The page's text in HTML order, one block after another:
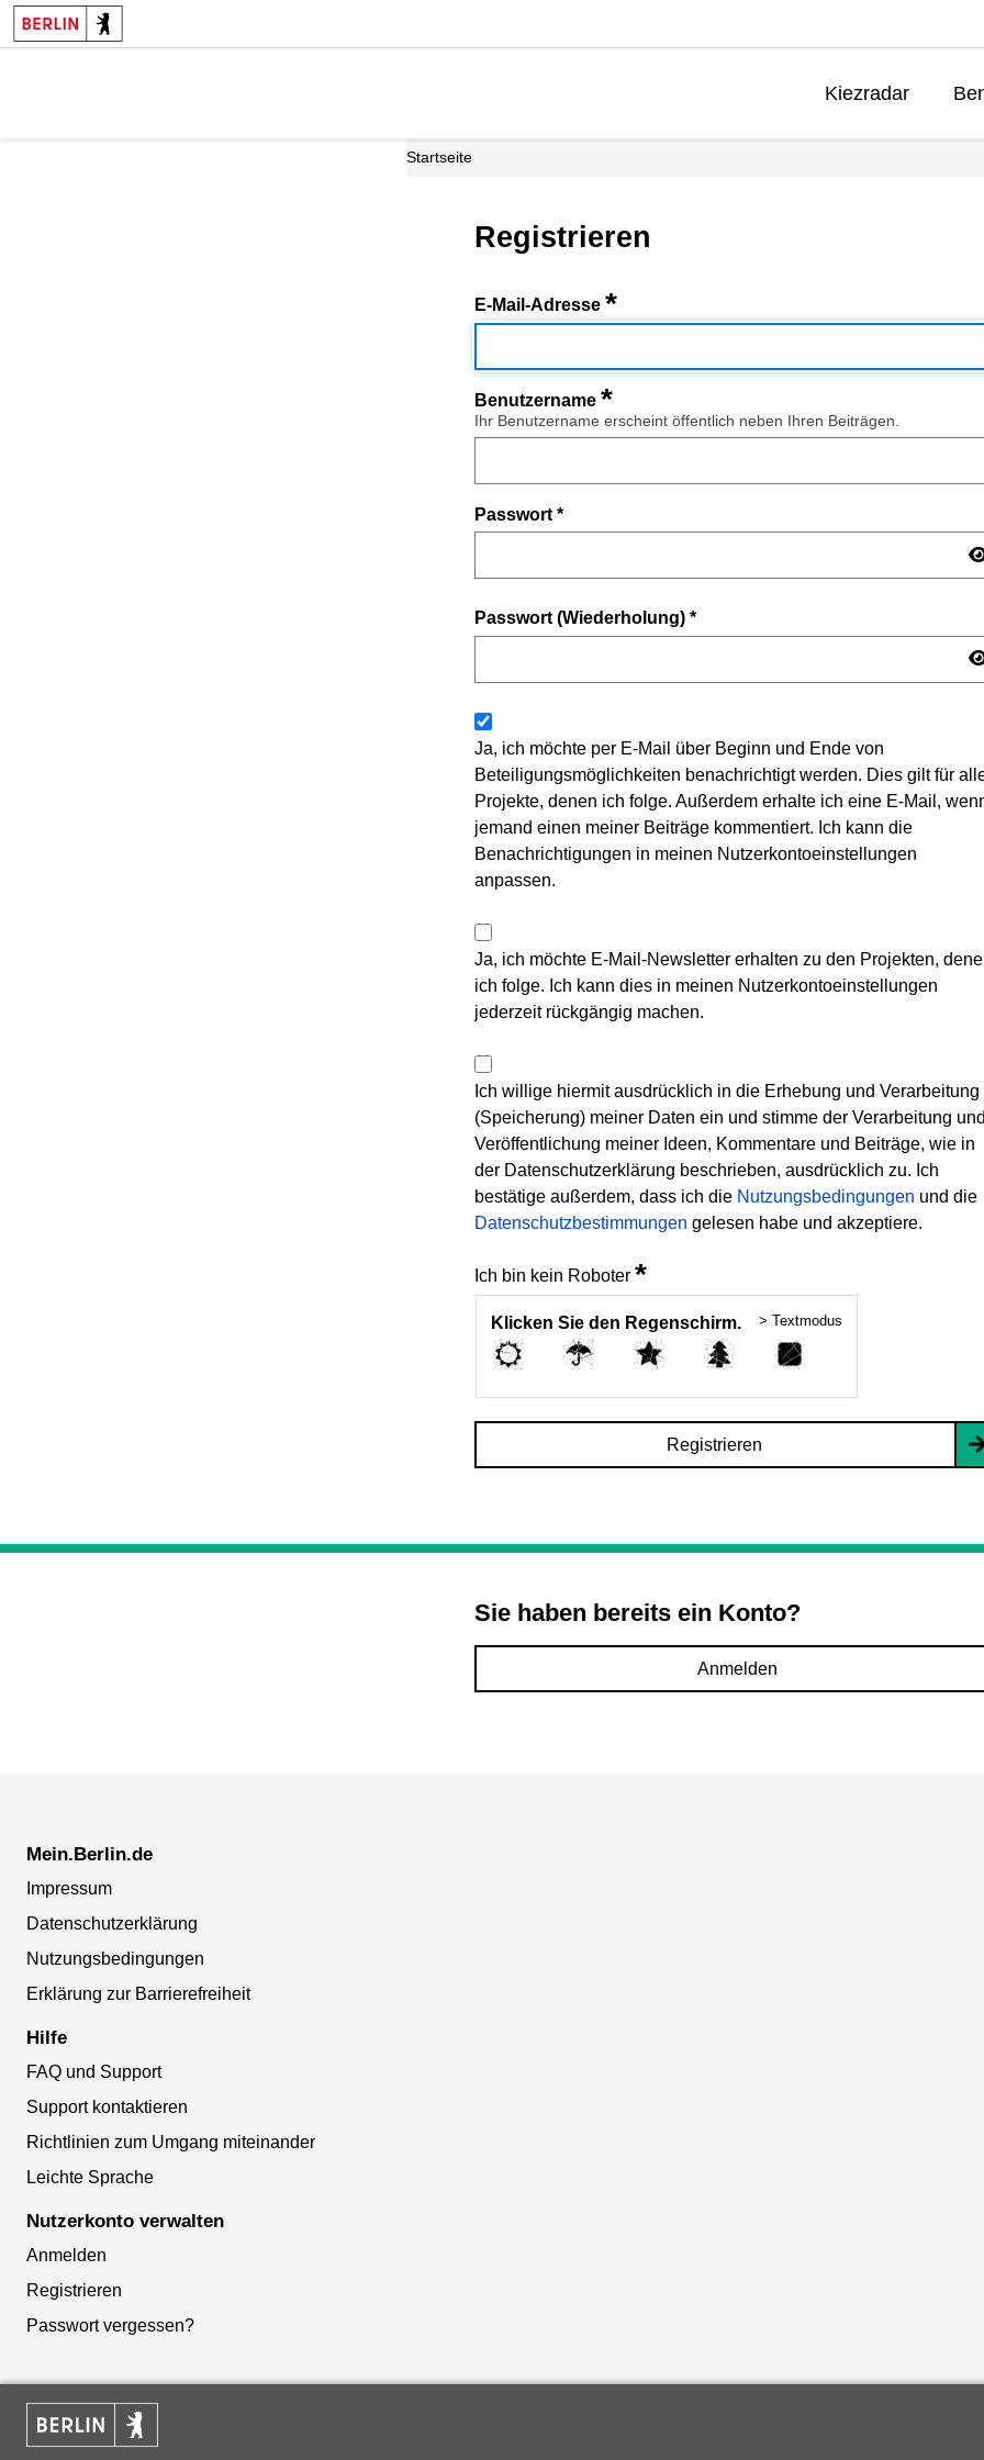
Kiezradar
Startseite
Registrieren
E-Mail-Adresse *
Benutzername *
Ihr Benutzername erscheint öffentlich neben Ihren Beiträgen.
Passwort *
Passwort (Wiederholung) *
Ja, ich möchte per E-Mail über Beginn und Ende von
Beteiligungsmöglichkeiten benachrichtigt werden. Dies gilt für
Projekte, denen ich folge. Außerdem erhalte ich eine E-Mail,
jemand einen meiner Beiträge kommentiert. Ich kann die
Benachrichtigungen in meinen Nutzerkontoeinstellungen
anpassen.
Ja, ich möchte E-Mail-Newsletter erhalten zu den Projekten,
ich folge. Ich kann dies in meinen Nutzerkontoeinstellungen
jederzeit rückgängig machen.
Ich willige hiermit ausdrücklich in die Erhebung und Verarbeitung
(Speicherung) meiner Daten ein und stimme der Verarbeitung und
Veröffentlichung meiner Ideen, Kommentare und Beiträge, wie in
der Datenschutzerklärung beschrieben, ausdrücklich zu. Ich
bestätige außerdem, dass ich die Nutzungsbedingungen und die
Datenschutzbestimmungen gelesen habe und akzeptiere.
Ich bin kein Roboter *
Klicken Sie den Regenschirm. > Textmodus
Registrieren
Sie haben bereits ein Konto?
Anmelden
Mein.Berlin.de
Impressum
Datenschutzerklärung
Nutzungsbedingungen
Erklärung zur Barrierefreiheit
Hilfe
FAQ und Support
Support kontaktieren
Richtlinien zum Umgang miteinander
Leichte Sprache
Nutzerkonto verwalten
Anmelden
Registrieren
Passwort vergessen?